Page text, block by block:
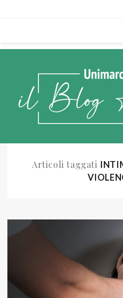
Articoli taggati